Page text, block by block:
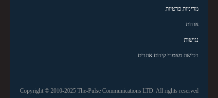
מדיניות פרטיות
אודות
נגישות
רכישת מאמרי קידום אתרים
Copyright © 2010-2025 The-Pulse Communications LTD. All rights reserved